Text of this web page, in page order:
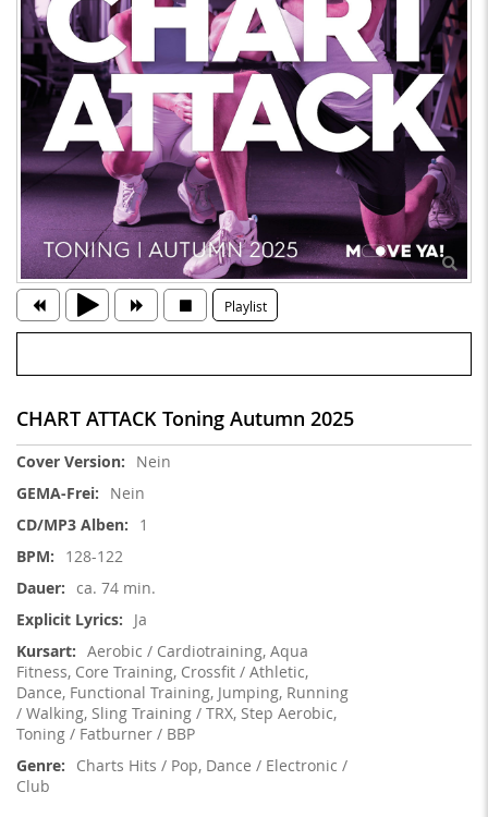
Playlist
CHART ATTACK Toning Autumn 2025
Weitere
Nein
Nein
1
128-122
ca. 74 min.
Ja
Aerobic / Cardiotraining, Aqua
Fitness, Core Training, Crossfit / Athletic,
Dance, Functional Training, Jumping, Running
/ Walking, Sling Training / TRX, Step Aerobic,
Toning / Fatburner / BBP
Charts Hits / Pop, Dance / Electronic /
Club